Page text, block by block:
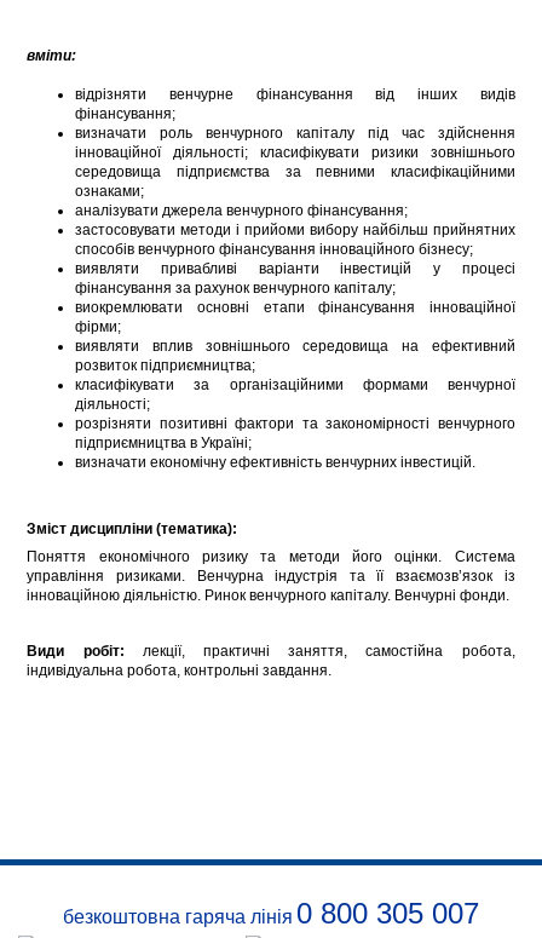
вміти:
відрізняти венчурне фінансування від інших видів
фінансування;
визначати роль венчурного капіталу під час здійснення
інноваційної діяльності; класифікувати ризики зовнішнього
середовища підприємства за певними класифікаційними
ознаками;
аналізувати джерела венчурного фінансування;
застосовувати методи і прийоми вибору найбільш прийнятних
способів венчурного фінансування інноваційного бізнесу;
виявляти привабливі варіанти інвестицій у процесі
фінансування за рахунок венчурного капіталу;
виокремлювати основні етапи фінансування інноваційної
фірми;
виявляти вплив зовнішнього середовища на ефективний
розвиток підприємництва;
класифікувати за організаційними формами венчурної
діяльності;
розрізняти позитивні фактори та закономірності венчурного
підприємництва в Україні;
визначати економічну ефективність венчурних інвестицій.
Зміст дисципліни (тематика):
Поняття економічного ризику та методи його оцінки. Система
управління ризиками. Венчурна індустрія та її взаємозв’язок із
інноваційною діяльністю. Ринок венчурного капіталу. Венчурні фонди.
Види робіт: лекції, практичні заняття, самостійна робота,
індивідуальна робота, контрольні завдання.
безкоштовна гаряча лінія 0 800 305 007